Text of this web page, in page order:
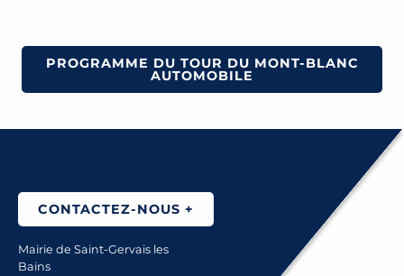
PROGRAMME DU TOUR DU MONT-BLANC
AUTOMOBILE
CONTACTEZ-NOUS +
Mairie de Saint-Gervais les
Bains